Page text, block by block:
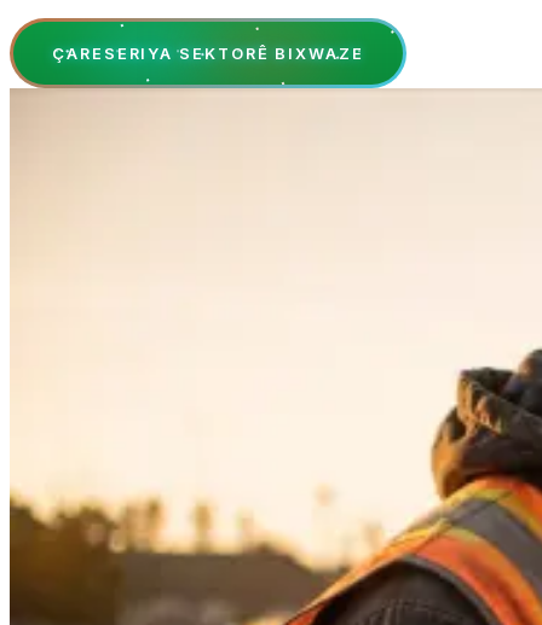
ÇARESERIYA SEKTORÊ BIXWAZE